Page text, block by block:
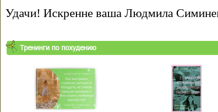
Удачи! Искренне ваша Людмила
Тренинги по похудению